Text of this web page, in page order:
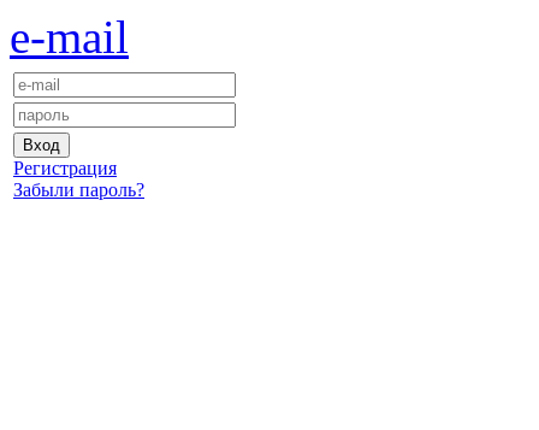
e-mail
Регистрация
Забыли пароль?